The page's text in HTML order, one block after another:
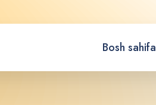
Bosh sahifa